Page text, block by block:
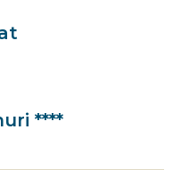
****